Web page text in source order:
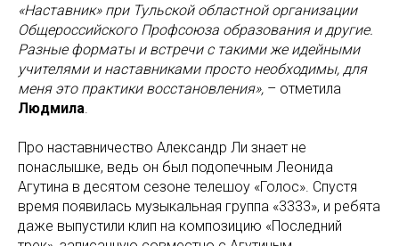
«Наставник» при Тульской областной организации
Общероссийского Профсоюза образования и другие.
Разные форматы и встречи с такими же идейными
учителями и наставниками просто необходимы, для
меня это практики восстановления», – отметила
Людмила.
Про наставничество Александр Ли знает не
понаслышке, ведь он был подопечным Леонида
Агутина в десятом сезоне телешоу «Голос». Спустя
время появилась музыкальная группа «3333», и ребята
даже выпустили клип на композицию «Последний